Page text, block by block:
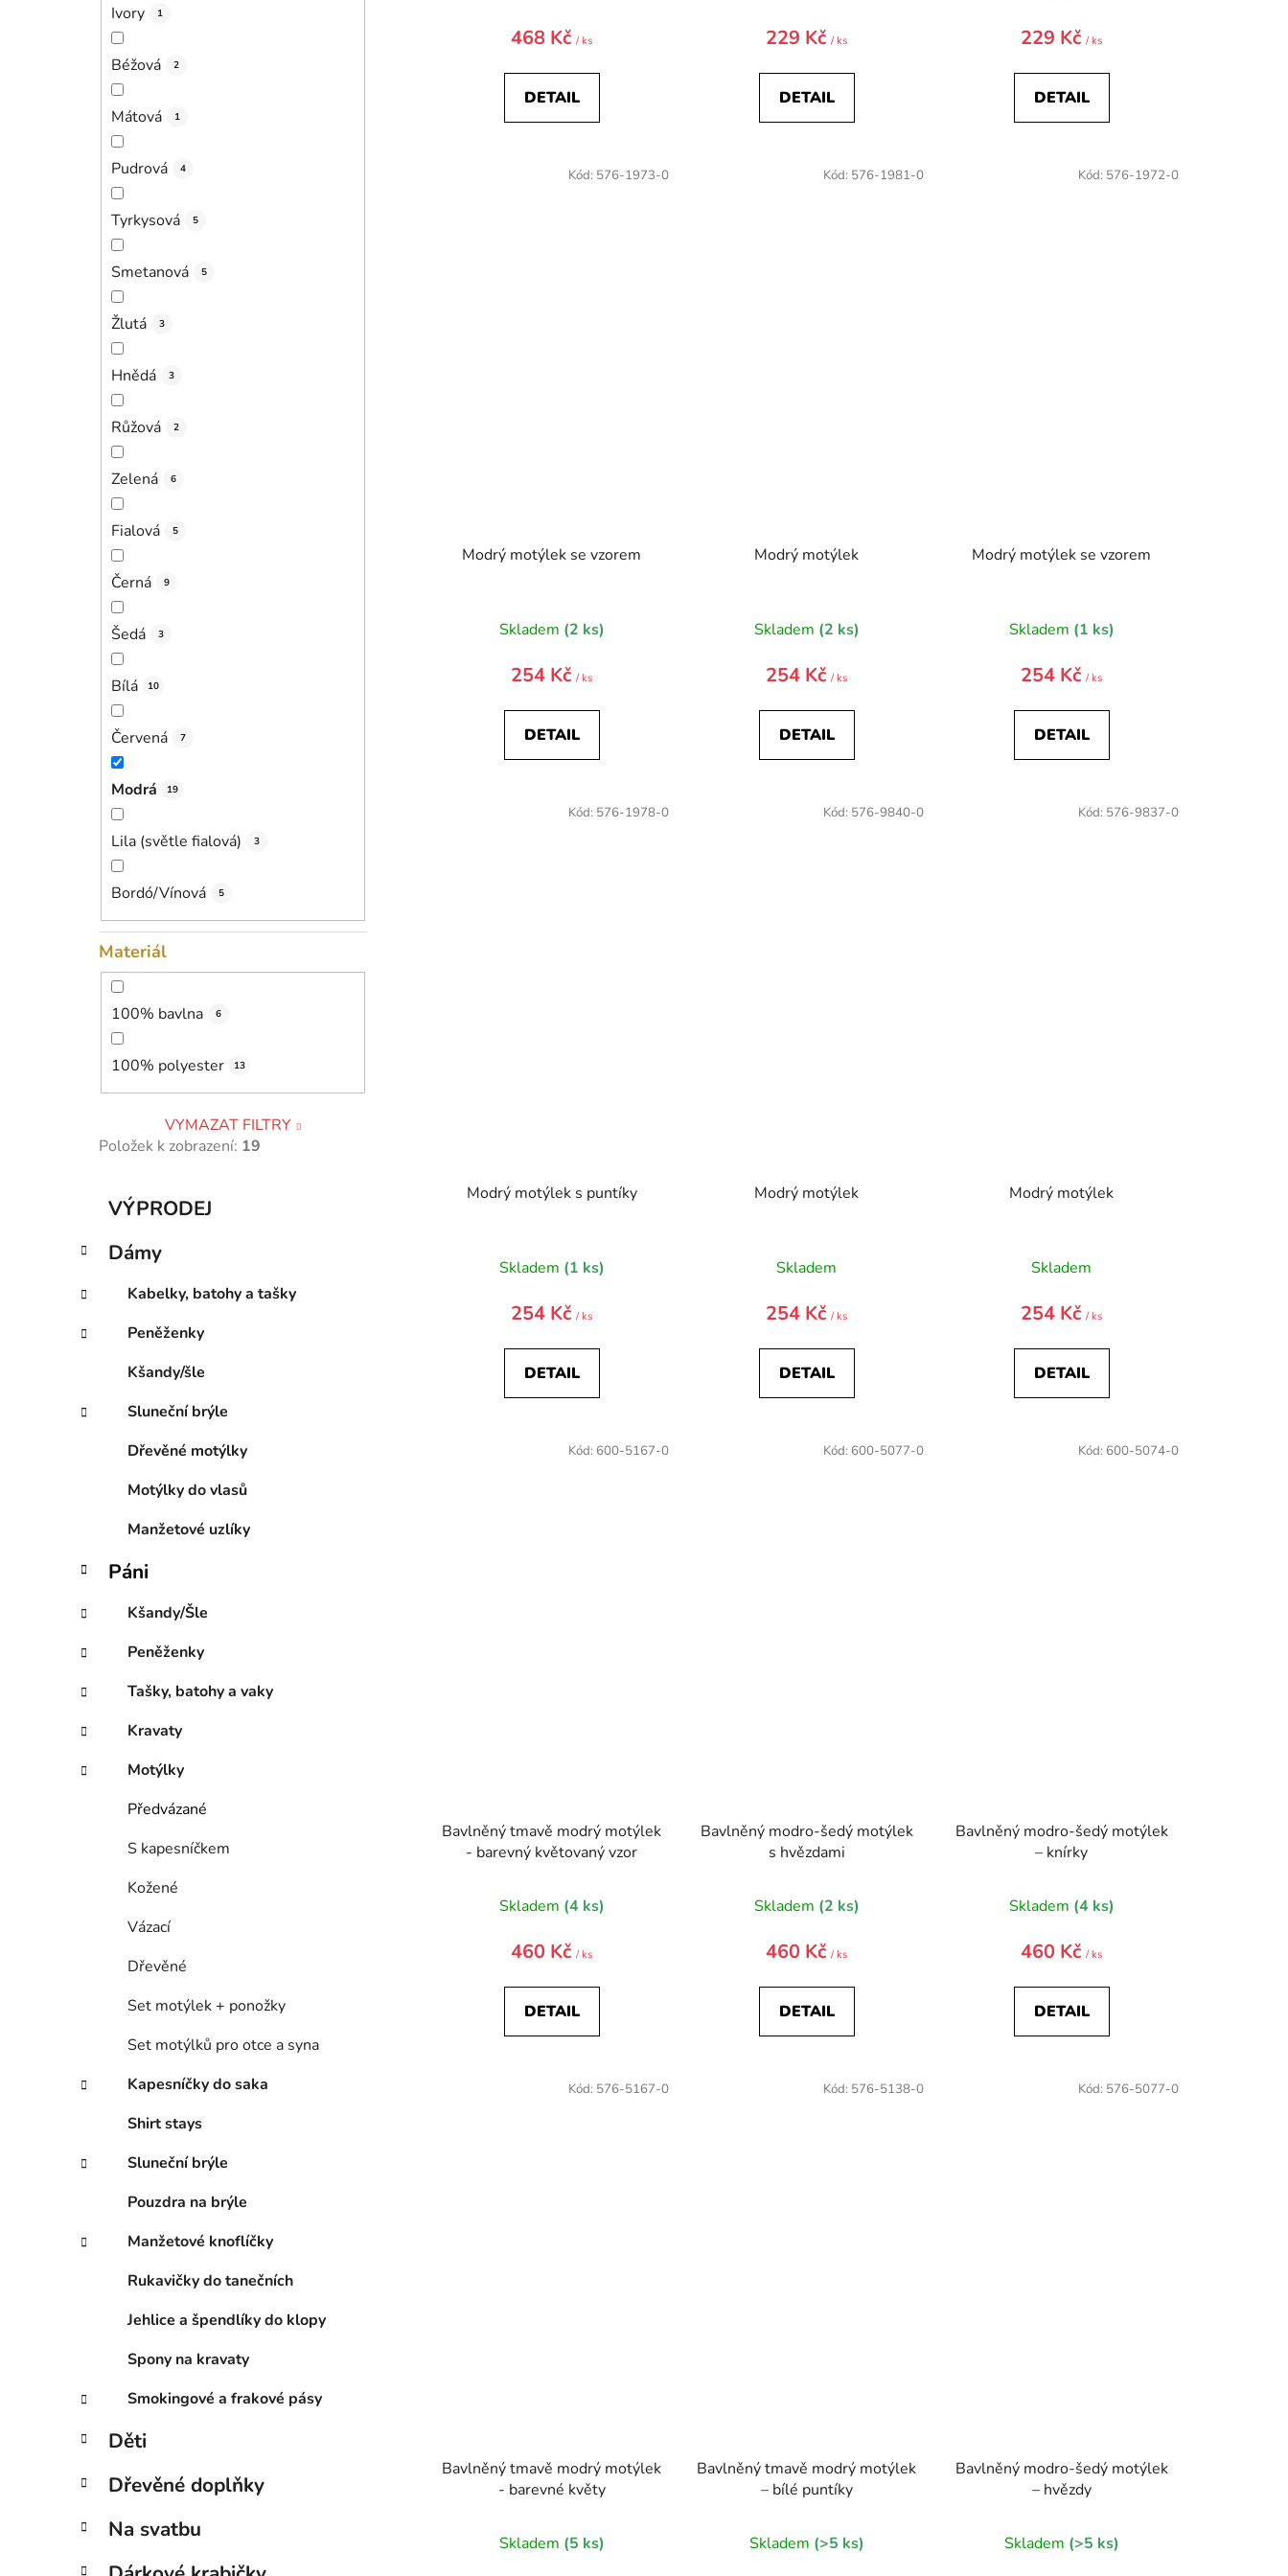
Ivory 1
Béžová 2
Mátová 1
Pudrová 4
Tyrkysová 5
Smetanová 5
Žlutá 3
Hnědá 3
Růžová 2
Zelená 6
Fialová 5
Černá 9
Šedá 3
Bílá 10
Červená 7
Modrá 19
Lila (světle fialová) 3
Bordó/Vínová 5
Materiál
100% bavlna 6
100% polyester 13
VYMAZAT FILTRY
Položek k zobrazení: 19
Přeskočit
kategorie
e
o
r
i
VÝPRODEJ
Dámy
Kabelky, batohy a tašky
Peněženky
Kšandy/šle
Sluneční brýle
Dřevěné motýlky
Motýlky do vlasů
Manžetové uzlíky
Páni
Kšandy/Šle
Peněženky
Tašky, batohy a vaky
Kravaty
Motýlky
Předvázané
S kapesníčkem
Kožené
Vázací
Dřevěné
Set motýlek + ponožky
Set motýlků pro otce a syna
Kapesníčky do saka
Shirt stays
Sluneční brýle
Pouzdra na brýle
Manžetové knoflíčky
Rukavičky do tanečních
Jehlice a špendlíky do klopy
Spony na kravaty
Smokingové a frakové pásy
Děti
Dřevěné doplňky
Na svatbu
468 Kč/ ks
DETAIL
229 Kč/ ks
DETAIL
produktu
5,0
z
229 Kč/ ks
DETAIL
Modrý motýlek se vzorem
Skladem (2 ks)
254 Kč/ ks
DETAIL
Kód: 576-1973-0
Modrý motýlek
Skladem (2 ks)
254 Kč/ ks
DETAIL
Kód: 576-1981-0
Modrý motýlek se vzorem
Skladem (1 ks)
254 Kč/ ks
DETAIL
Kód: 576-1972-0
Modrý motýlek s puntíky
Skladem (1 ks)
254 Kč/ ks
DETAIL
Kód: 576-1978-0
Modrý motýlek
Skladem
254 Kč/ ks
DETAIL
Kód: 576-9840-0
Modrý motýlek
Skladem
254 Kč/ ks
DETAIL
Kód: 576-9837-0
Bavlněný tmavě modrý motýlek
- barevný květovaný vzor
Skladem (4 ks)
460 Kč/ ks
DETAIL
Kód: 600-5167-0
Bavlněný modro-šedý motýlek
s hvězdami
Skladem (2 ks)
460 Kč/ ks
DETAIL
Kód: 600-5077-0
Bavlněný modro-šedý motýlek
– knírky
Skladem (4 ks)
460 Kč/ ks
DETAIL
Kód: 600-5074-0
Bavlněný tmavě modrý motýlek
- barevné květy
Skladem (5 ks)
Kód: 576-5167-0
Bavlněný tmavě modrý motýlek
– bílé puntíky
Skladem (>5 ks)
Kód: 576-5138-0
Bavlněný modro-šedý motýlek
– hvězdy
Skladem (>5 ks)
Kód: 576-5077-0